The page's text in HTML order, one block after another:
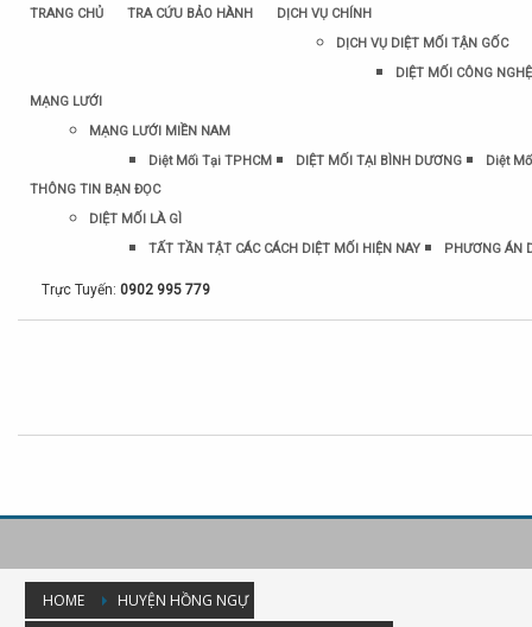
TRANG CHỦ TRA CỨU BẢO HÀNH
DỊCH VỤ CHÍNH
DỊCH VỤ DIỆT MỐI TẬN GỐC
DIỆT MỐI CÔNG
MẠNG LƯỚI
MẠNG LƯỚI MIỀN NAM
Diệt Mối Tại TPHCM
DIỆT MỐI TẠI BÌNH DƯƠNG
Diệt
THÔNG TIN BẠN ĐỌC
DIỆT MỐI LÀ GÌ
TẤT TẦN TẬT CÁC CÁCH DIỆT MỐI HIỆN NAY
PHƯƠNG ÁN
Trực Tuyến: 0902 995 779
HOME
HUYỆN HỒNG NGỰ